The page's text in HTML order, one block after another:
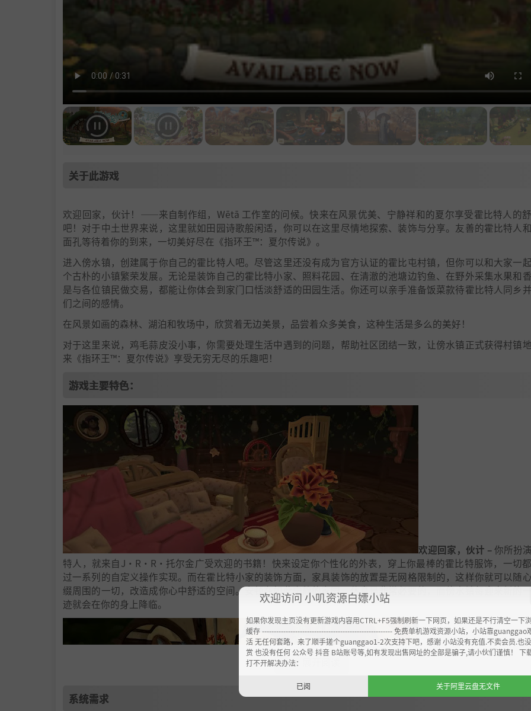
关于此游戏
欢迎回家，伙计！——来自制作组，Wētā 工作室的问候。快来在风景优美、宁静祥和的夏尔享受霍比特人的
吧！对于中土世界来说，这里就如田园诗歌般闲适，你可以在这里尽情地探索、装饰与分享。友善的霍比特人
面孔等待着你的到来，一切美好尽在《指环王™：夏尔传说》。
进入傍水镇，创建属于你自己的霍比特人吧。尽管这里还没有成为官方认证的霍比屯村镇，但你可以和大家一
个古朴的小镇繁荣发展。无论是装饰自己的霍比特小家、照料花园、在清澈的池塘边钓鱼、在野外采集水果和
是与各位镇民做交易，都能让你体会到家门口恬淡舒适的田园生活。你还可以亲手准备饭菜款待霍比特人同乡
们之间的感情。
在风景如画的森林、湖泊和牧场中，欣赏着无边美景，品尝着众多美食，这种生活是多么的美好！
对于这里来说，鸡毛蒜皮没小事，你需要处理生活中遇到的问题，帮助社区团结一致，让傍水镇正式获得村镇
来《指环王™：夏尔传说》享受无穷无尽的乐趣吧！
游戏主要特色：
欢迎回家，伙计 –你所扮
特人，就来自J·R·R·托尔金广受欢迎的书籍！快来设定你个性化的外表，穿上你最棒的霍比特服饰，一切
过一系列的自定义操作实现。而在霍比特小家的装饰方面，家具装饰的放置是无网格限制的，这样你就可以随
缀周围的一切，改造成你心中舒适的空间。安顿在如此宁静的家园，休息是非常必要的，而傍水镇每迎来新的
迹就会在你的身上降临。
▼▼
系统需求
欢迎访问 小叽资源白嫖小站
如果你发现主页没有更新游戏内容用CTRL+F5强制刷新一下网页，如果还是不行清空一下
缓存 ------------------------------------------------------- 免费单机游戏资源小站，小站靠guanggao
活 无任何套路，来了顺手搓个guanggao1-2次支持下吧，感谢 小站没有充值.不卖会员.也
赏 也没有任何 公众号 抖音 B站账号等,如有发现出售网址的全部是骗子,请小伙们谨慎！ 下
打不开解决办法：
已阅 关于阿里云盘无文件